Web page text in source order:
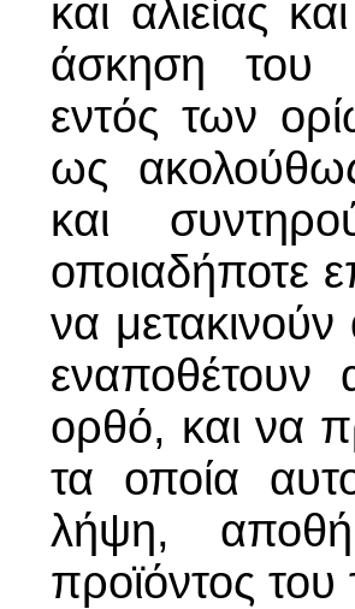
και αλιείας
άσκηση του
εντός των
ως
και
οποιαδήποτε
να
εναποθέτουν
ορθό, και να
τα οποία
λήψη,
προϊόντος του